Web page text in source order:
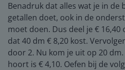
Benadruk dat alles wat je in de
getallen doet, ook in de
moet doen. Dus deel je € 16,40
dat 40 dm € 8,20 kost.
door 2. Nu kom je uit op 20
hoort is € 4,10. Oefen bij de